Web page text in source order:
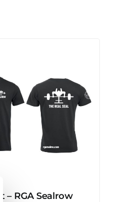
– RGA Sealrow